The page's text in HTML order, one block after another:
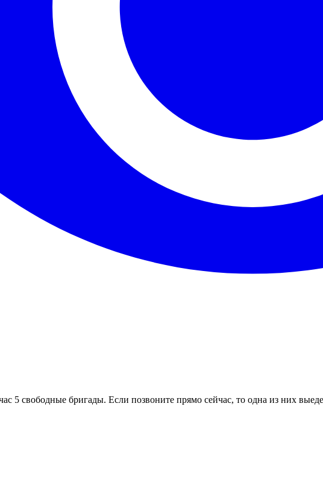
5 свободные бригады. Если позвоните прямо сейчас, то одна из них